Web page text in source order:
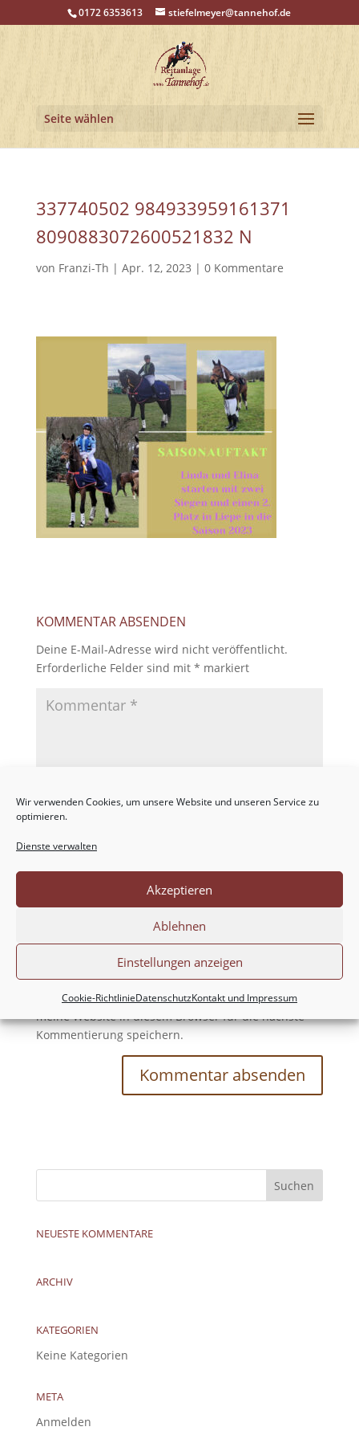
Wir verwenden Cookies, um unsere Website und unseren Service zu
optimieren.
Dienste verwalten
Akzeptieren
Ablehnen
Einstellungen anzeigen
Cookie-RichtlinieDatenschutzKontakt und Impressum
0172 6353613 stiefelmeyer@tannehof.de
Seite wählen
337740502 984933959161371
8090883072600521832 N
von Franzi-Th | Apr. 12, 2023 | 0 Kommentare
KOMMENTAR ABSENDEN
Deine E-Mail-Adresse wird nicht veröffentlicht.
Erforderliche Felder sind mit * markiert
Meinen Namen, meine E-Mail-Adresse und
meine Website in diesem Browser für die nächste
Kommentierung speichern.
NEUESTE KOMMENTARE
ARCHIV
KATEGORIEN
Keine Kategorien
META
Anmelden